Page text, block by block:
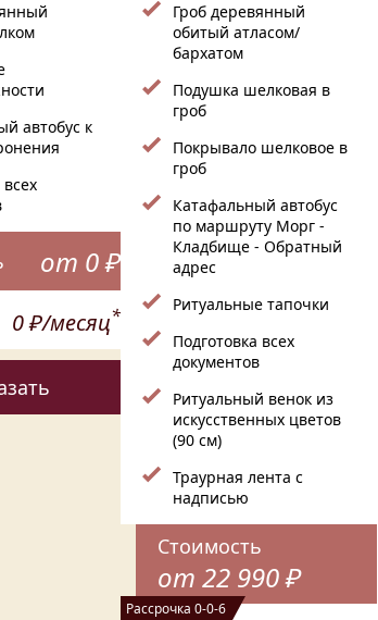
автобус к
от 0 ₽
0 ₽/месяц*
Гроб деревянный
обитый атласом/
бархатом
Подушка шелковая в
гроб
Покрывало шелковое в
гроб
Катафальный автобус
по маршруту Морг -
Кладбище - Обратный
адрес
Ритуальные тапочки
Подготовка всех
документов
Ритуальный венок из
искусственных цветов
(90 см)
Траурная лента с
надписью
Стоимость
от 22 990 ₽
Рассрочка 0-0-6